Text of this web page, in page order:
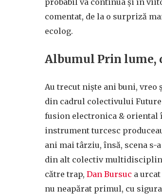
comentat, de la o surpriză
ecolog.
Albumul Prin lume,
Au trecut niște ani buni, vreo
din cadrul colectivului Future
fusion electronica & oriental
instrument turcesc
ani mai târziu, însă, scena s-
din alt colectiv
către trap, Dan Bursuc a
nu neapărat primul, cu